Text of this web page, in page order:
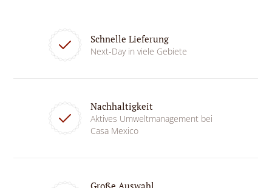
Schnelle Lieferung
Next-Day in viele Gebiete
Nachhaltigkeit
Aktives Umweltmanagement bei
Casa Mexico